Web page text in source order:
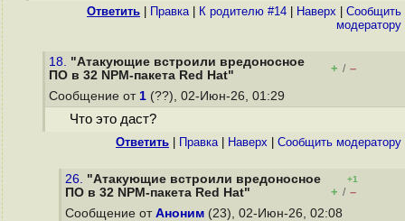
Ответить Правка| К родителю #14 Наверх
Cообщить
модератору
18. "Атакующие встроили вредоносное
ПО в 32 NPM-пакета Red Hat"
+ / –
Сообщение от 1 (??), 02-Июн-26, 01:29
Что это даст?
Ответить Правка| Наверх Cообщить модератору
26. "Атакующие встроили вредоносное
ПО в 32 NPM-пакета Red Hat"
+1
+ / –
Сообщение от Аноним (23), 02-Июн-26, 02:08